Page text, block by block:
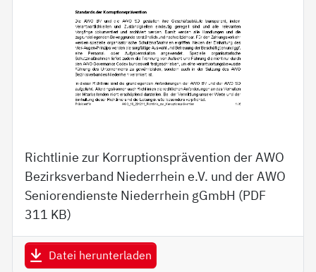
Richtlinie zur Korruptionsprävention der AWO
Bezirksverband Niederrhein e.V. und der AWO
Seniorendienste Niederrhein gGmbH (PDF
311 KB)
Datei herunterladen